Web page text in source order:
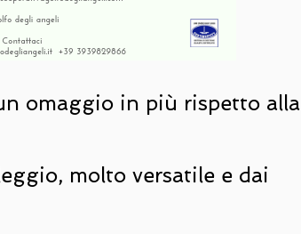
omaggio in più rispetto alla
molto versatile e dai